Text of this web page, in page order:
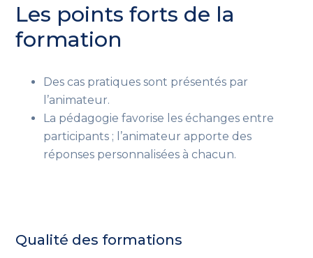
Les points forts de la
formation
Des cas pratiques sont présentés par
l’animateur.
La pédagogie favorise les échanges entre
participants ; l’animateur apporte des
réponses personnalisées à chacun.
Qualité des formations